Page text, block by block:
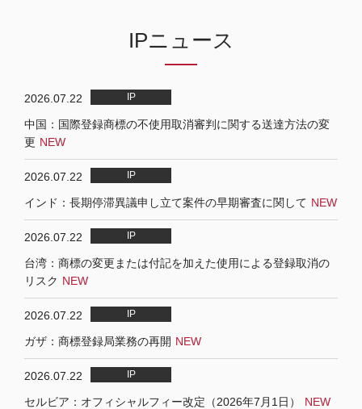
IPニュース
2026.07.22
中国：国際登録商標の不使用取消審判に関する送達方法の変
更
2026.07.22
インド：長期停滞異議申し立て案件の早期審査に関して
2026.07.22
台湾：商標の変更または付記を加えた使用による登録取消の
リスク
2026.07.22
ガザ：商標登録局業務の再開
2026.07.22
セルビア：オフィシャルフィー改定（2026年7月1日）